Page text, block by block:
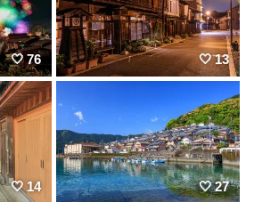
76 13
14 27